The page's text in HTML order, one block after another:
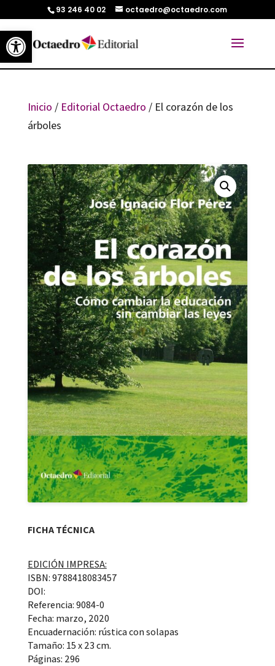
Abrir barra de herramientas
93 246 40 02 octaedro@octaedro.com
Inicio / Editorial Octaedro / El corazón de los
árboles
FICHA TÉCNICA
EDICIÓN IMPRESA:
ISBN: 9788418083457
DOI:
Referencia: 9084-0
Fecha: marzo, 2020
Encuadernación: rústica con solapas
Tamaño: 15 x 23 cm.
Páginas: 296